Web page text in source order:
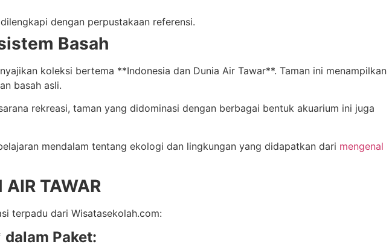
dengan perpustakaan referensi.
Basah
koleksi bertema **Indonesia dan Dunia Air Tawar**. Taman ini menampilkan
basah asli.
rekreasi, taman yang didominasi dengan berbagai bentuk akuarium ini juga
mendalam tentang ekologi dan lingkungan yang didapatkan dari mengenal
AIR TAWAR
terpadu dari Wisatasekolah.com:
Paket: